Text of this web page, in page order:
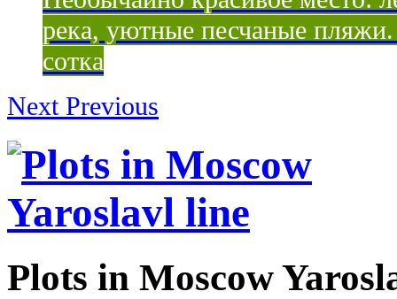
река, уютные песчаные
сотка
Next Previous
Plots in Moscow